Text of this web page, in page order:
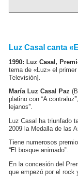
Luz Casal canta
1990: Luz Casal,
tema de «Luz» el
Televisión].
María Luz Casal Paz
platino con “A
lejanos”.
Luz Casal ha triunfado
2009 la Medalla de las
Tiene numerosos
“El bosque animado”.
En la concesión del
que empezó por el rock